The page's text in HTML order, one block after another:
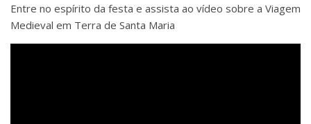
Entre no espírito da festa e assista ao vídeo sobre a Viagem
Medieval em Terra de Santa Maria